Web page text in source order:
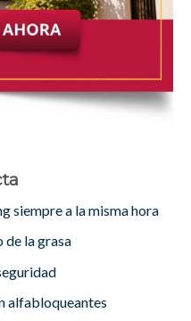
siempre a la misma hora
de la grasa
alfabloqueantes